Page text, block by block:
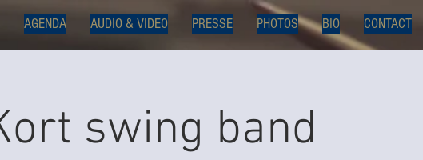
AGENDA AUDIO & VIDEO PRESSE PHOTOS BIO CONTACT
swing band